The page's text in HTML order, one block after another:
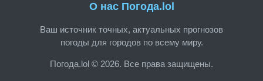
О нас Погода.lol
Ваш источник точных, актуальных прогнозов
погоды для городов по всему миру.
Погода.lol © 2026. Все права защищены.